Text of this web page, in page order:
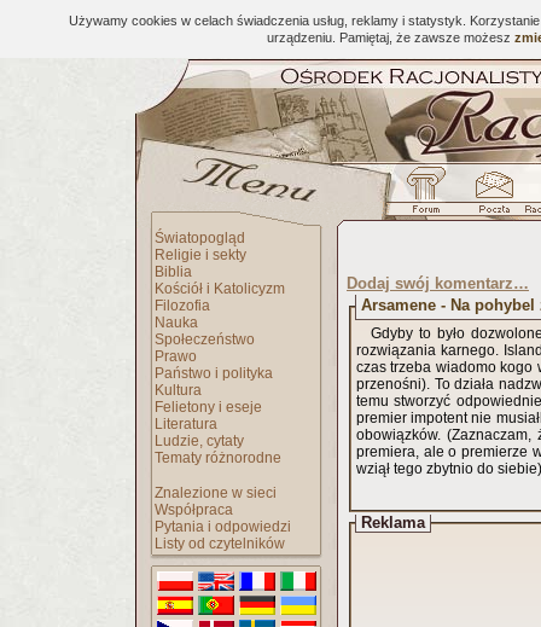
Używamy cookies w celach świadczenia usług, reklamy i statystyk.
urządzeniu. Pamiętaj, że zawsze możesz
Światopogląd
Religie i sekty
Biblia
Kościół i Katolicyzm
Filozofia
Nauka
Społeczeństwo
Prawo
Państwo i polityka
Kultura
Felietony i eseje
Literatura
Ludzie, cytaty
Tematy różnorodne
Znalezione w sieci
Współpraca
Pytania i odpowiedzi
Listy od czytelników
Dodaj swój komentarz…
Arsamene - Na pohybel
Gdyby to było
rozwiązania karnego.
czas trzeba wiadomo kogo
przenośni). To działa
temu stworzyć
premier impotent nie
obowiązków.
premiera, ale o premierze
wziął tego zbytnio do
Reklama